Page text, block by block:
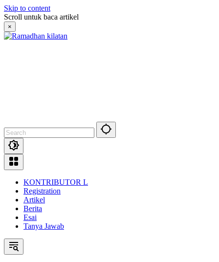
Skip to content
Scroll untuk baca artikel
×
KONTRIBUTOR L
Registration
Artikel
Berita
Esai
Tanya Jawab